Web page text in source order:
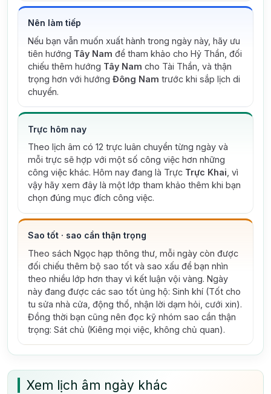
Nên làm tiếp
Nếu bạn vẫn muốn xuất hành trong ngày này, hãy ưu
tiên hướng Tây Nam để tham khảo cho Hỷ Thần, đối
chiếu thêm hướng Tây Nam cho Tài Thần, và thận
trọng hơn với hướng Đông Nam trước khi sắp lịch di
chuyển.
Trực hôm nay
Theo lịch âm có 12 trực luân chuyển từng ngày và
mỗi trực sẽ hợp với một số công việc hơn những
công việc khác. Hôm nay đang là Trực Trực Khai , vì
vậy hãy xem đây là một lớp tham khảo thêm khi bạn
chọn đúng mục đích công việc.
Sao tốt · sao cần thận trọng
Theo sách Ngọc hạp thông thư, mỗi ngày còn được
đối chiếu thêm bộ sao tốt và sao xấu để bạn nhìn
theo nhiều lớp hơn thay vì kết luận vội vàng. Ngày
này đang được các sao tốt ủng hộ: Sinh khí (Tốt cho
tu sửa nhà cửa, động thổ, nhận lời dạm hỏi, cưới xin).
Đồng thời bạn cũng nên đọc kỹ nhóm sao cần thận
trọng: Sát chủ (Kiêng mọi việc, không chủ quan).
Xem lịch âm ngày khác